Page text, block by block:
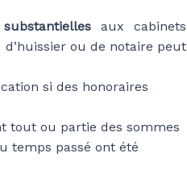
aux cabinets
d’huissier ou de notaire peut
si des honoraires
tout ou partie des sommes
temps passé ont été